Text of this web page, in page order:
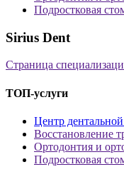
Подростковая
Sirius Dent
Страница
ТОП-услуги
Центр
Восстановление
Ортодонтия и
Подростковая